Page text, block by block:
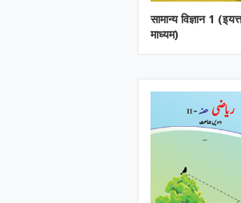
सामान्य विज्ञान 1
माध्यम)